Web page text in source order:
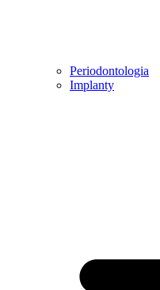
Periodontologia
Implanty